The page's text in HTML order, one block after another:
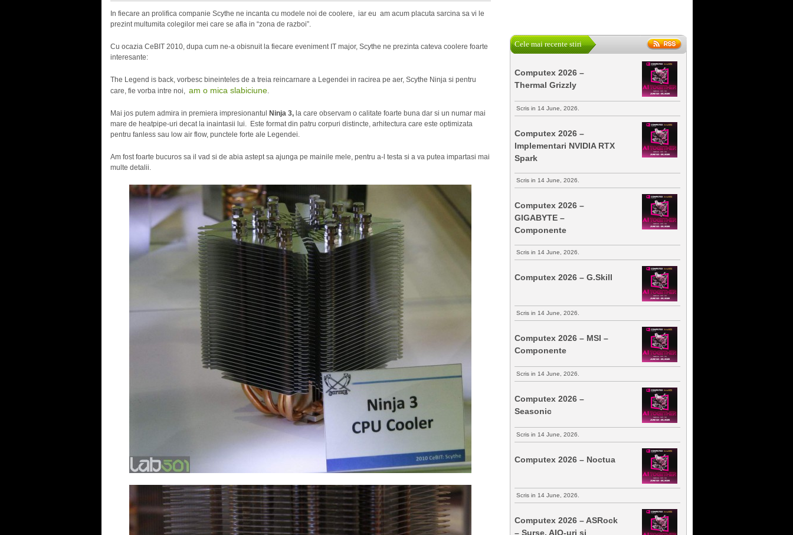
In fiecare an prolifica companie Scythe ne incanta cu modele noi de coolere, iar eu am acum placuta sarcina sa vi le
prezint multumita colegilor mei care se afla in “zona de razboi”.
Cu ocazia CeBIT 2010, dupa cum ne-a obisnuit la fiecare eveniment IT major, Scythe ne prezinta cateva coolere foarte
interesante:
The Legend is back, vorbesc bineinteles de a treia reincarnare a Legendei in racirea pe aer, Scythe Ninja si pentru
care, fie vorba intre noi, am o mica slabiciune.
Mai jos putem admira in premiera impresionantul Ninja 3,la care observam o calitate foarte buna dar si un numar mai
mare de heatpipe-uri decat la inaintasii lui. Este format din patru corpuri distincte, arhitectura care este optimizata
pentru fanless sau low air flow, punctele forte ale Legendei.
Am fost foarte bucuros sa il vad si de abia astept sa ajunga pe mainile mele, pentru a-l testa si a va putea impartasi mai
multe detalii.
Cele mai recente stiri
Computex 2026 –
Thermal Grizzly
Scris in 14 June, 2026.
Computex 2026 –
Implementari NVIDIA RTX
Spark
Scris in 14 June, 2026.
Computex 2026 –
GIGABYTE –
Componente
Scris in 14 June, 2026.
Computex 2026 – G.Skill
Scris in 14 June, 2026.
Computex 2026 – MSI –
Componente
Scris in 14 June, 2026.
Computex 2026 –
Seasonic
Scris in 14 June, 2026.
Computex 2026 – Noctua
Scris in 14 June, 2026.
Computex 2026 – ASRock
– Surse, AIO-uri si